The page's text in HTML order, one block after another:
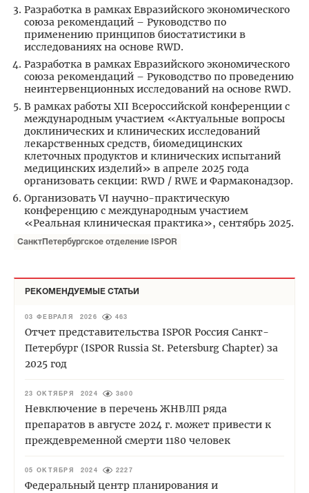
Разработка в рамках Евразийского экономического
союза рекомендаций – Руководство по
применению принципов биостатистики в
исследованиях на основе RWD.
Разработка в рамках Евразийского экономического
союза рекомендаций – Руководство по проведению
неинтервенционных исследований на основе RWD.
В рамках работы XII Всероссийской конференции с
международным участием «Актуальные вопросы
доклинических и клинических исследований
лекарственных средств, биомедицинских
клеточных продуктов и клинических испытаний
медицинских изделий» в апреле 2025 года
организовать секции: RWD / RWE и Фармаконадзор.
Организовать VI научно-практическую
конференцию с международным участием
«Реальная клиническая практика», сентябрь 2025.
СанктПетербургское отделение ISPOR
РЕКОМЕНДУЕМЫЕ СТАТЬИ
03 ФЕВРАЛЯ 2026 463
Отчет представительства ISPOR Россия Санкт-
Петербург (ISPOR Russia St. Petersburg Chapter) за
2025 год
23 ОКТЯБРЯ 2024 3800
Невключение в перечень ЖНВЛП ряда
препаратов в августе 2024 г. может привести к
преждевременной смерти 1180 человек
05 ОКТЯБРЯ 2024 2227
Федеральный центр планирования и